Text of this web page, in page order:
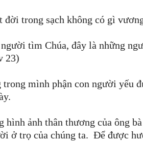
đời trong sạch không có gì
tìm Chúa, đây là những
23)
mình phận con người yếu
hình ảnh thân thương của ông
ở trọ của chúng ta. Để được